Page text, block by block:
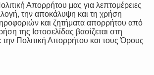
Απορρήτου μας για λεπτομέρειες
την αποκάλυψη και τη χρήση
και ζητήματα απορρήτου από
της Ιστοσελίδας βασίζεται στη
Πολιτική Απορρήτου και τους Όρους